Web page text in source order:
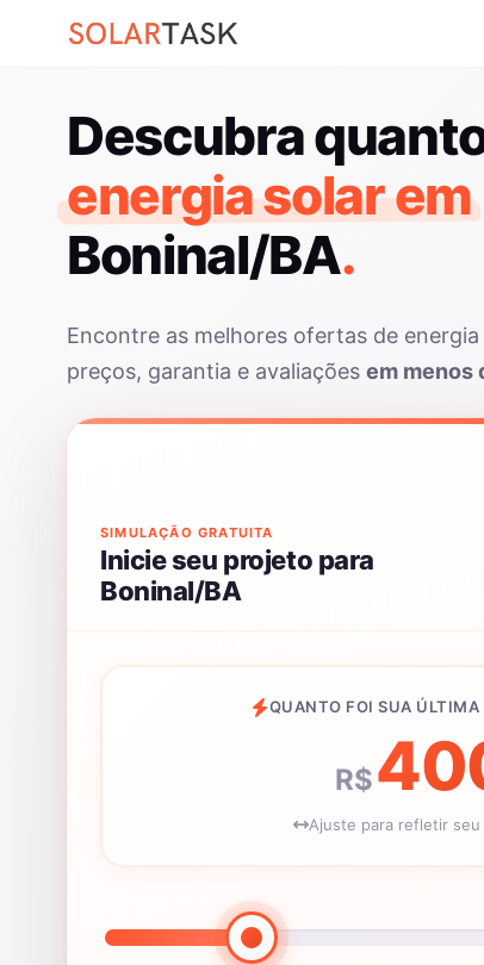
Descubra
energia solar em
Boninal/BA.
Encontre as melhores ofertas de
preços, garantia e avaliações em menos
SIMULAÇÃO GRATUITA
Inicie seu projeto para
Boninal/BA
QUANTO FOI SUA ÚLTIMA
R$
Ajuste para refletir seu